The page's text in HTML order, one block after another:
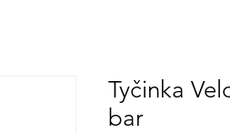
Tyčinka
bar